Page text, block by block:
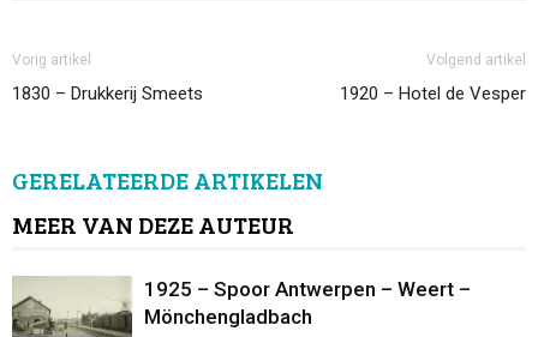
Vorig artikel
1830 – Drukkerij Smeets
Volgend artikel
1920 – Hotel de Vesper
GERELATEERDE ARTIKELEN
MEER VAN DEZE AUTEUR
1925 – Spoor Antwerpen – Weert –
Mönchengladbach